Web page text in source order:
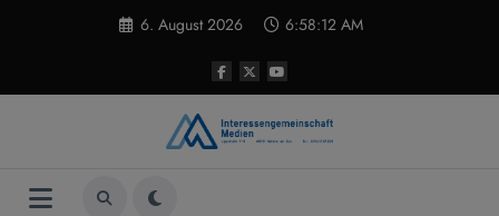
6. August 2026 6:58:12 AM